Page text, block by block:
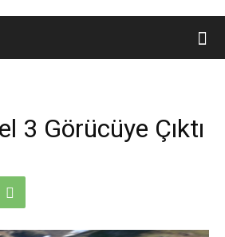
3 Görücüye Çıktı